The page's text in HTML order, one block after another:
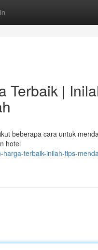
Terbaik |
beberapa cara untuk
hotel
terbaik-inilah-tips-